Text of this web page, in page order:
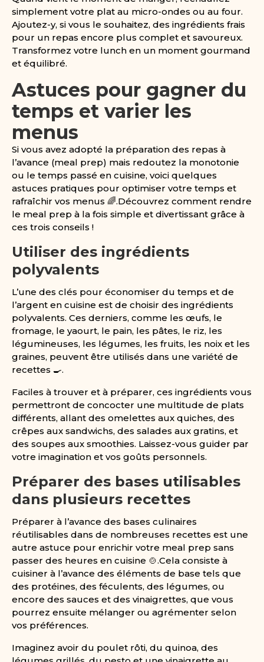
simplement votre plat au micro-ondes ou au four.
Ajoutez-y, si vous le souhaitez, des ingrédients frais
pour un repas encore plus complet et savoureux.
Transformez votre lunch en un moment gourmand
et équilibré.
Astuces pour gagner du
temps et varier les
menus
Si vous avez adopté la préparation des repas à
l’avance (meal prep) mais redoutez la monotonie
ou le temps passé en cuisine, voici quelques
astuces pratiques pour optimiser votre temps et
rafraîchir vos menus 🌈.Découvrez comment rendre
le meal prep à la fois simple et divertissant grâce à
ces trois conseils !
Utiliser des ingrédients
polyvalents
L’une des clés pour économiser du temps et de
l’argent en cuisine est de choisir des ingrédients
polyvalents. Ces derniers, comme les œufs, le
fromage, le yaourt, le pain, les pâtes, le riz, les
légumineuses, les légumes, les fruits, les noix et les
graines, peuvent être utilisés dans une variété de
recettes 🍳.
Faciles à trouver et à préparer, ces ingrédients vous
permettront de concocter une multitude de plats
différents, allant des omelettes aux quiches, des
crêpes aux sandwichs, des salades aux gratins, et
des soupes aux smoothies. Laissez-vous guider par
votre imagination et vos goûts personnels.
Préparer des bases utilisables
dans plusieurs recettes
Préparer à l’avance des bases culinaires
réutilisables dans de nombreuses recettes est une
autre astuce pour enrichir votre meal prep sans
passer des heures en cuisine 🍲.Cela consiste à
cuisiner à l’avance des éléments de base tels que
des protéines, des féculents, des légumes, ou
encore des sauces et des vinaigrettes, que vous
pourrez ensuite mélanger ou agrémenter selon
vos préférences.
Imaginez avoir du poulet rôti, du quinoa, des